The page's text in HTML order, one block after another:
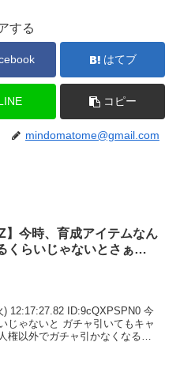
する
はてブ
コピー
mindomatome@gmail.com
】今時、育成アイテムなん
くらいじゃないとさぁ…
12:17:27.82 ID:9cQXPSPN0 今
じゃないと ガチャ引いてもキャ
権以外でガチャ引かなくなる